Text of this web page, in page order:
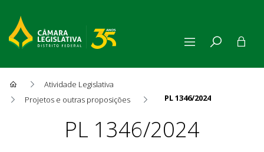
Atividade Legislativa
Projetos e outras proposições
PL 1346/2024
ProposiçãoPL 1346/2024